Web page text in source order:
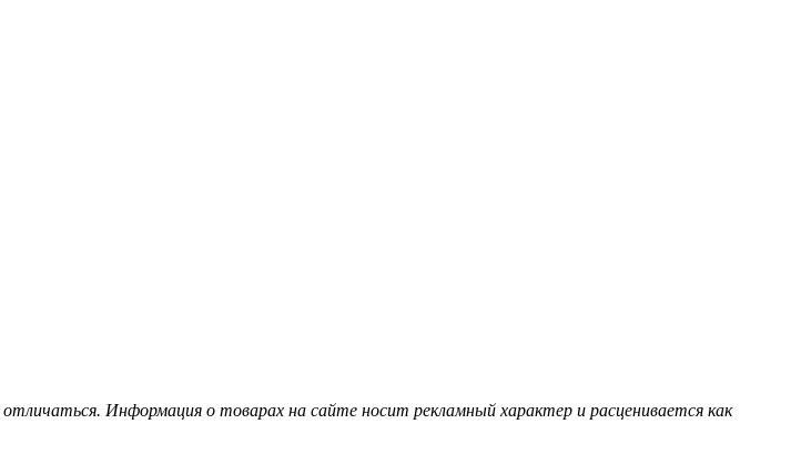
Информация о товарах на сайте носит рекламный характер и расценивается как